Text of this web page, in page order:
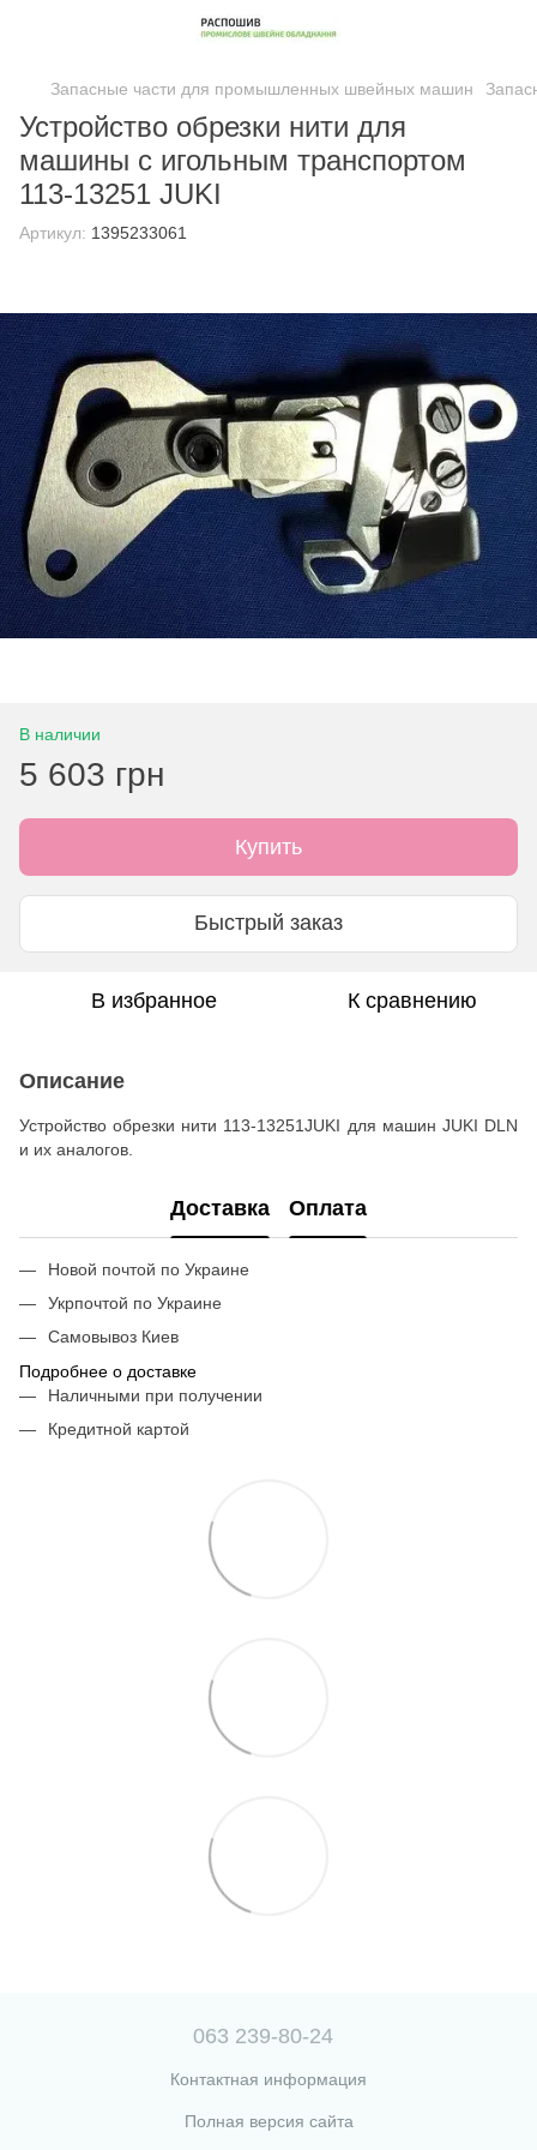
Запасные части для промышленных швейных машин
Устройство обрезки нити для
машины с игольным транспортом
113-13251 JUKI
Артикул: 1395233061
В наличии
5 603 грн
Купить
Быстрый заказ
В избранное К сравнению
Описание
Устройство обрезки нити 113-13251JUKI для машин JUKI DLN
и их аналогов.
Доставка Оплата
Новой почтой по Украине
Укрпочтой по Украине
Самовывоз Киев
Подробнее о доставке
Наличными при получении
Кредитной картой
063 239-80-24
Контактная информация
Полная версия сайта